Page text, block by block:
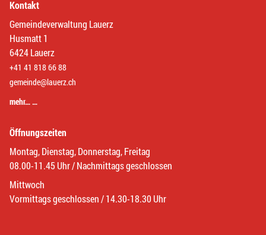
Kontakt
Gemeindeverwaltung Lauerz
Husmatt 1
6424 Lauerz
+41 41 818 66 88
gemeinde@lauerz.ch
mehr… …
Öffnungszeiten
Montag, Dienstag, Donnerstag, Freitag
08.00-11.45 Uhr / Nachmittags geschlossen
Mittwoch
Vormittags geschlossen / 14.30-18.30 Uhr